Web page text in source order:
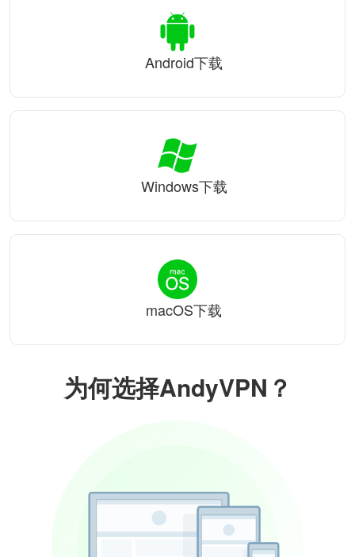
为何选择AndyVPN？
Android下载
Windows下载
macOS下载